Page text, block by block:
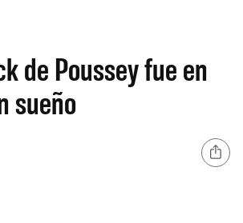
de Poussey fue en
sueño